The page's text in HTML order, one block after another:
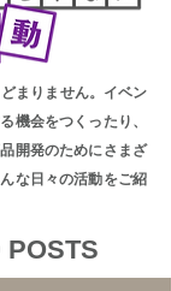
まりません。イベン
機会をつくったり、
開発のためにさまざ
な日々の活動をご紹
POSTS